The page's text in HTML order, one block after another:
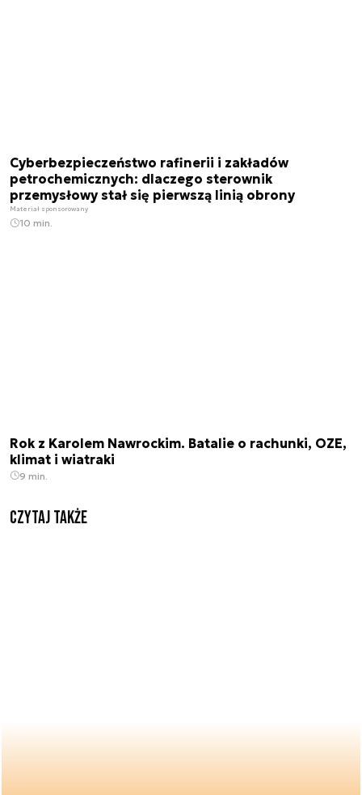
Cyberbezpieczeństwo rafinerii i zakładów
petrochemicznych: dlaczego sterownik
przemysłowy stał się pierwszą linią obrony
Materiał sponsorowany
10 min.
Rok z Karolem Nawrockim. Batalie o rachunki, OZE,
klimat i wiatraki
9 min.
Czytaj także